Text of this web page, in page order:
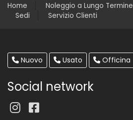
Home Noleggio a Lungo Termine
Sedi
Servizio Clienti
Nuovo Usato Officina
Social network